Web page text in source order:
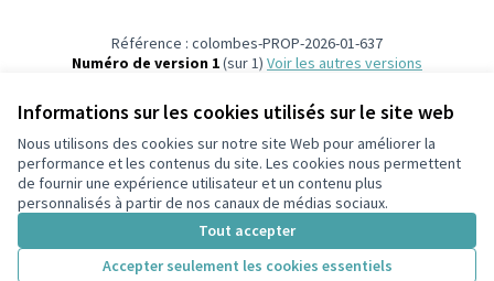
Informations sur les cookies utilisés sur le site web
Nous utilisons des cookies sur notre site Web pour améliorer la
performance et les contenus du site. Les cookies nous permettent
de fournir une expérience utilisateur et un contenu plus
personnalisés à partir de nos canaux de médias sociaux.
Tout accepter
Accepter seulement les cookies essentiels
Référence : colombes-PROP-2026-01-637
Numéro de version 1(sur 1)
voir les autres versions
Conditions d'utilisation
Paramètres des cookies
participons.colombes.fr sur Facebook
(Lien externe)